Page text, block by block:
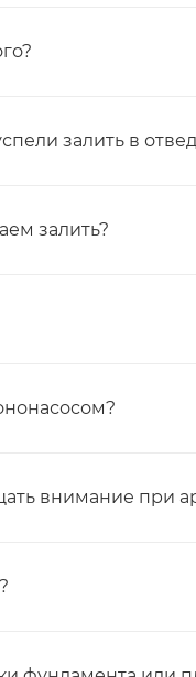
залить в
залить?
внимание при